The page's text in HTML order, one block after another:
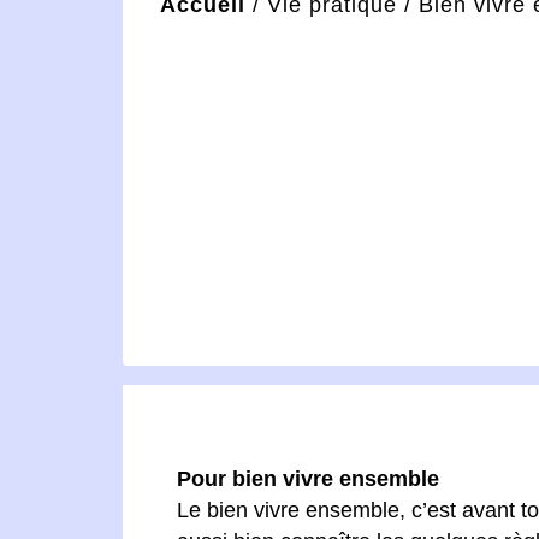
Pour bien vivre ensemble
Le bien vivre ensemble, c’est avant